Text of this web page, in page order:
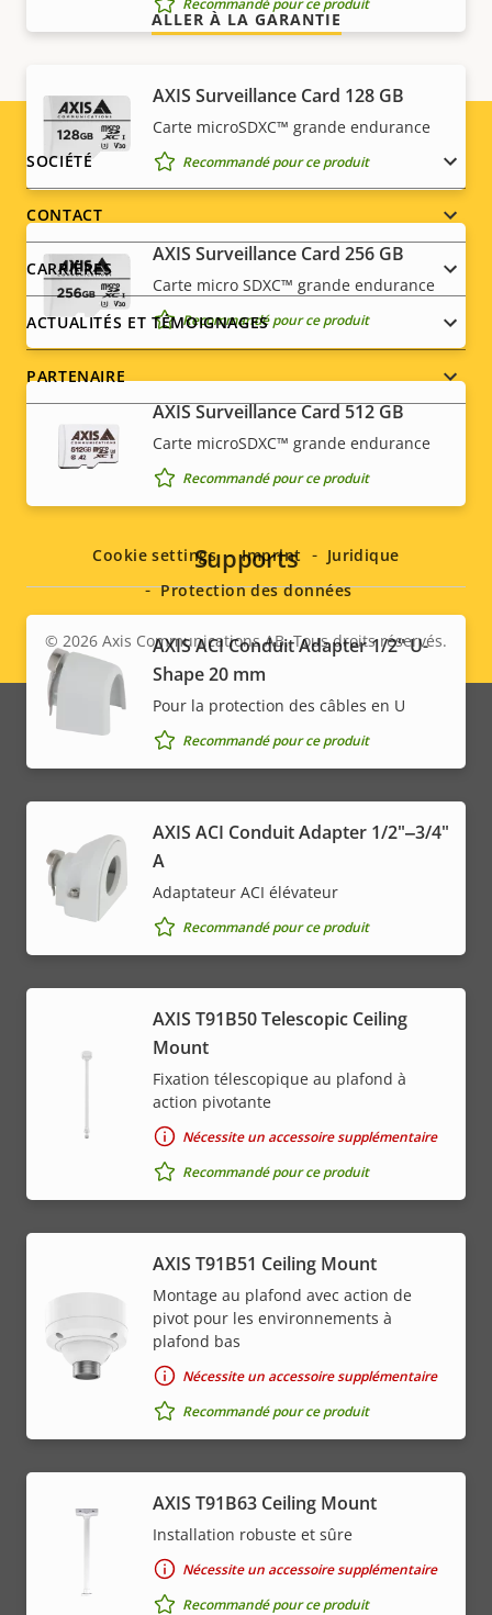
AXIS Surveillance Card 128 GB
Carte microSDXC™ grande endurance
Recommandé pour ce produit
AXIS Surveillance Card 256 GB
Carte micro SDXC™ grande endurance
Recommandé pour ce produit
AXIS Surveillance Card 512 GB
Carte microSDXC™ grande endurance
Recommandé pour ce produit
Supports
AXIS ACI Conduit Adapter 1/2" U-
Shape 20 mm
Pour la protection des câbles en U
Recommandé pour ce produit
AXIS ACI Conduit Adapter 1/2"‒3/4"
A
Adaptateur ACI élévateur
Recommandé pour ce produit
AXIS T91B50 Telescopic Ceiling
Mount
Fixation télescopique au plafond à
action pivotante
Nécessite un accessoire supplémentaire
Recommandé pour ce produit
AXIS T91B51 Ceiling Mount
Montage au plafond avec action de
pivot pour les environnements à
plafond bas
Nécessite un accessoire supplémentaire
Recommandé pour ce produit
AXIS T91B63 Ceiling Mount
Installation robuste et sûre
Nécessite un accessoire supplémentaire
Recommandé pour ce produit
ALLER À LA GARANTIE
Footer
menu
SOCIÉTÉ
CONTACT
CARRIÈRES
ACTUALITÉS ET TÉMOIGNAGES
PARTENAIRE
Social
menu
Legal
menu
© 2026 Axis Communications AB. Tous droits réservés.
Cookie settings Imprint
Juridique
Protection des données